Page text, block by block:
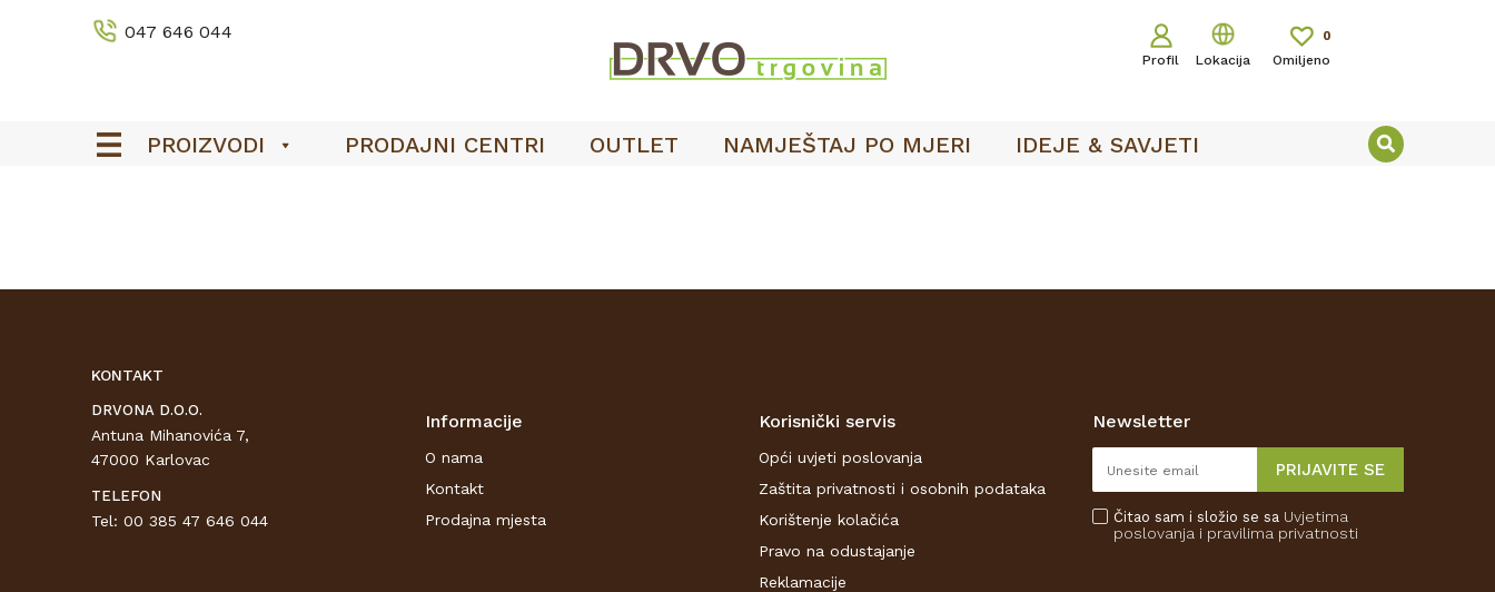
047 646 044
Profil Lokacija Omiljeno
0
PROIZVODI PRODAJNI CENTRI OUTLET NAMJEŠTAJ PO MJERI IDEJE & SAVJETI
KONTAKT
DRVONA D.O.O.
Antuna Mihanovića 7,
47000 Karlovac
TELEFON
Tel: 00 385 47 646 044
Informacije
O nama
Kontakt
Prodajna mjesta
Korisnički servis
Opći uvjeti poslovanja
Zaštita privatnosti i osobnih podataka
Korištenje kolačića
Pravo na odustajanje
Reklamacije
Newsletter
PRIJAVITE SE
Čitao sam i složio se sa Uvjetima
poslovanja i pravilima privatnosti